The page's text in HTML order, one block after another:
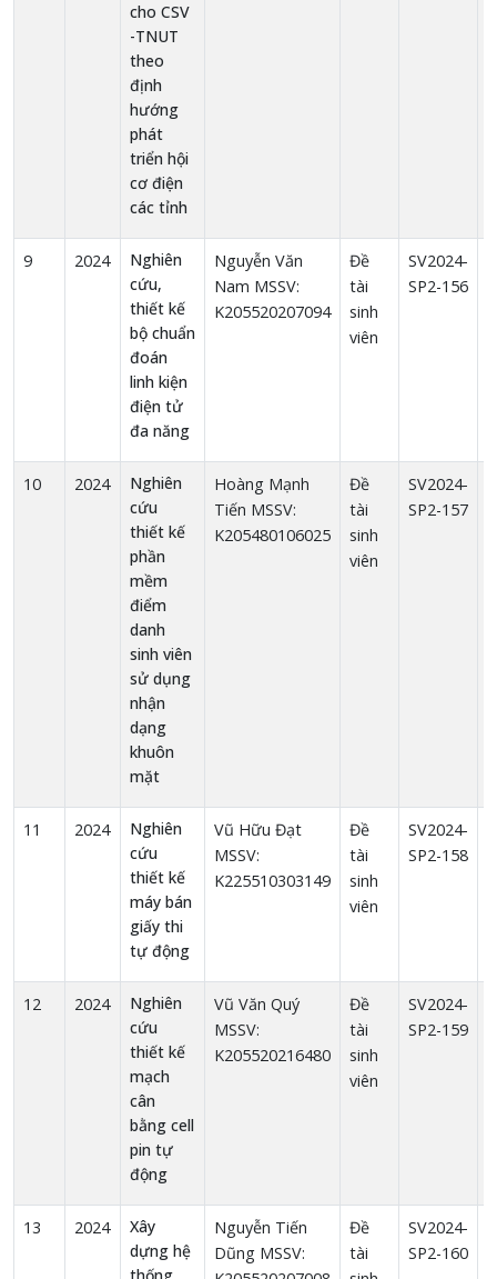
cho CSV
-TNUT
theo
định
hướng
phát
triển hội
cơ điện
các tỉnh
9 2024
Nghiên
cứu,
thiết kế
bộ chuẩn
đoán
linh kiện
điện tử
đa năng
Nguyễn Văn
Nam MSSV:
K205520207094
Đề
tài
sinh
viên
SV2024-
SP2-156
10 2024
Nghiên
cứu
thiết kế
phần
mềm
điểm
danh
sinh viên
sử dụng
nhận
dạng
khuôn
mặt
Hoàng Mạnh
Tiến MSSV:
K205480106025
Đề
tài
sinh
viên
SV2024-
SP2-157
11 2024
Nghiên
cứu
thiết kế
máy bán
giấy thi
tự động
Vũ Hữu Đạt
MSSV:
K225510303149
Đề
tài
sinh
viên
SV2024-
SP2-158
12 2024
Nghiên
cứu
thiết kế
mạch
cân
bằng cell
pin tự
động
Vũ Văn Quý
MSSV:
K205520216480
Đề
tài
sinh
viên
SV2024-
SP2-159
13 2024
Xây
dựng hệ
Nguyễn Tiến
Dũng MSSV:
Đề
tài
SV2024-
SP2-160